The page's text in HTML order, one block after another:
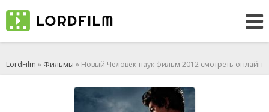
LordFilm » Фильмы » Новый Человек-паук фильм 2012 смотреть онлайн